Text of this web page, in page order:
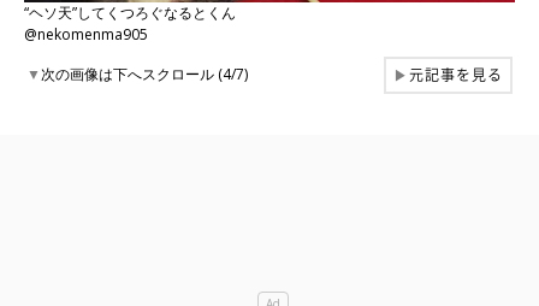
“ヘソ天”してくつろぐなるとくん
@nekomenma905
▼次の画像は下へスクロール (4/7) ▶元記事を見る